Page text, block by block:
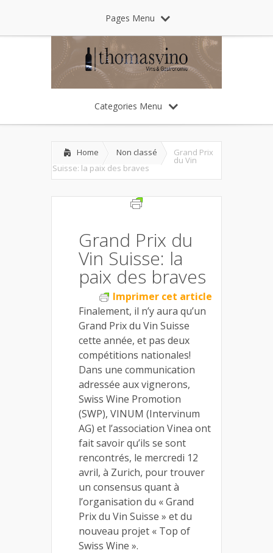
Pages Menu
Categories Menu
Home Non classé Grand Prix
du Vin
Suisse: la paix des braves
Grand Prix du
Vin Suisse: la
paix des braves
Imprimer cet article
Finalement, il n’y aura qu’un
Grand Prix du Vin Suisse
cette année, et pas deux
compétitions nationales!
Dans une communication
adressée aux vignerons,
Swiss Wine Promotion
(SWP), VINUM (Intervinum
AG) et l’association Vinea ont
fait savoir qu’ils se sont
rencontrés, le mercredi 12
avril, à Zurich, pour trouver
un consensus quant à
l’organisation du « Grand
Prix du Vin Suisse » et du
nouveau projet « Top of
Swiss Wine ».